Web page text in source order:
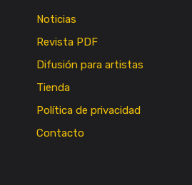
Noticias
Revista PDF
Difusión para artistas
Tienda
Política de privacidad
Contacto